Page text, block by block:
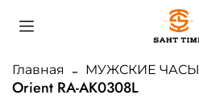
Главная МУЖСКИЕ ЧАСЫ
Orient RA-AK0308L